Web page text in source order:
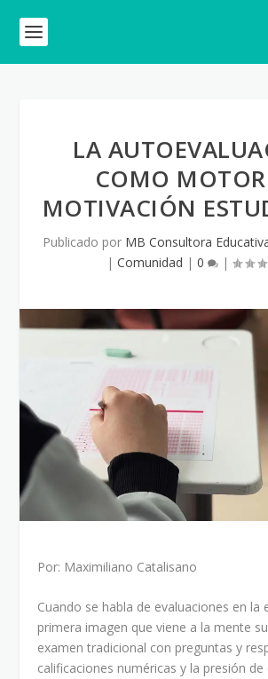
LA
COMO
MOTIVACIÓN
Publicado por MB Consultora
| Comunidad | 0 |
Por: Maximiliano Catalisano
Cuando se habla de evaluaciones en la
primera imagen que viene a la mente
examen tradicional con preguntas y
calificaciones numéricas y la presión